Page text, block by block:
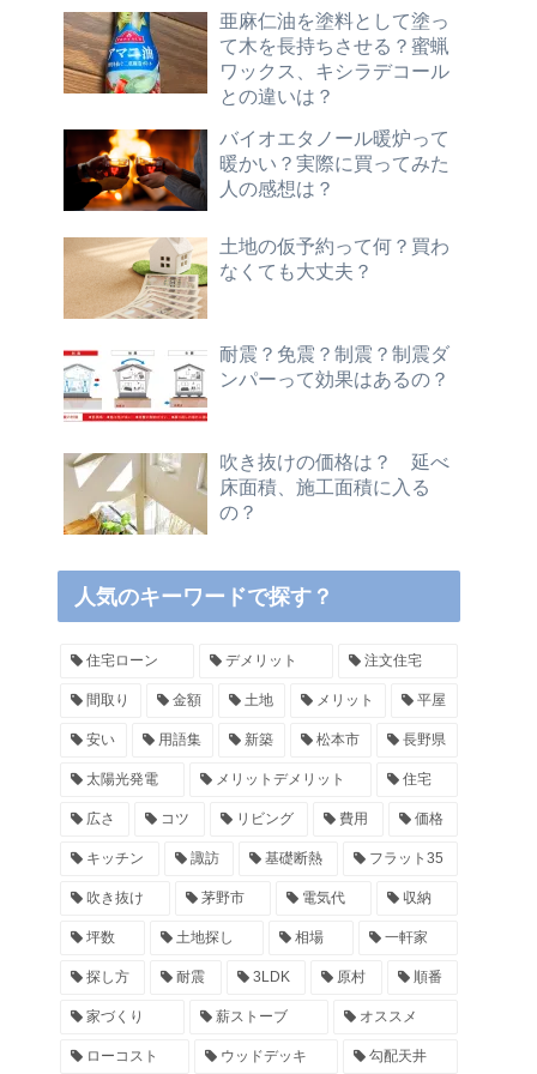
亜麻仁油を塗料として塗っ
て木を長持ちさせる？蜜蝋
ワックス、キシラデコール
との違いは？
バイオエタノール暖炉って
暖かい？実際に買ってみた
人の感想は？
土地の仮予約って何？買わ
なくても大丈夫？
耐震？免震？制震？制震ダ
ンパーって効果はあるの？
吹き抜けの価格は？ 延べ
床面積、施工面積に入る
の？
人気のキーワードで探す？
住宅ローン デメリット 注文住宅
間取り 金額 土地 メリット 平屋
安い 用語集 新築 松本市 長野県
太陽光発電 メリットデメリット 住宅
広さ コツ リビング 費用 価格
キッチン 諏訪 基礎断熱 フラット35
吹き抜け 茅野市 電気代 収納
坪数 土地探し 相場 一軒家
探し方 耐震 3LDK 原村 順番
家づくり 薪ストーブ オススメ
ローコスト ウッドデッキ 勾配天井